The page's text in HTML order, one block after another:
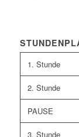
1. Stunde
2. Stunde
PAUSE
3. Stunde